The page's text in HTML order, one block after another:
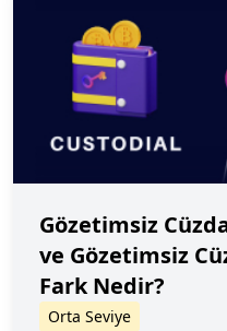
Gözetimsiz
ve Gözetimsiz
Fark Nedir?
Orta Seviye